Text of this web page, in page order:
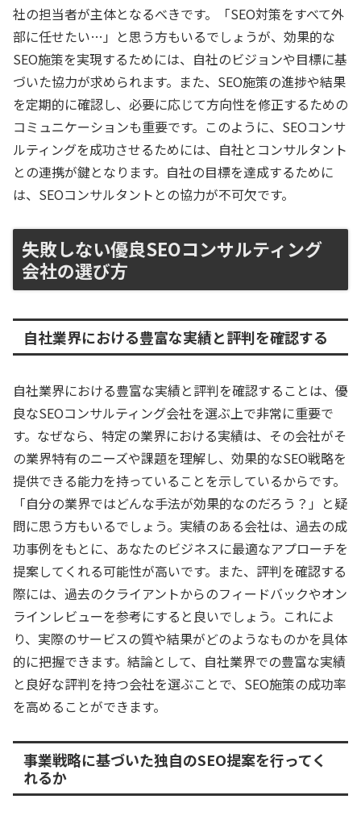
社の担当者が主体となるべきです。「SEO対策をすべて外
部に任せたい…」と思う方もいるでしょうが、効果的な
SEO施策を実現するためには、自社のビジョンや目標に基
づいた協力が求められます。また、SEO施策の進捗や結果
を定期的に確認し、必要に応じて方向性を修正するための
コミュニケーションも重要です。このように、SEOコンサ
ルティングを成功させるためには、自社とコンサルタント
との連携が鍵となります。自社の目標を達成するために
は、SEOコンサルタントとの協力が不可欠です。
失敗しない優良SEOコンサルティング
会社の選び方
自社業界における豊富な実績と評判を確認する
自社業界における豊富な実績と評判を確認することは、優
良なSEOコンサルティング会社を選ぶ上で非常に重要で
す。なぜなら、特定の業界における実績は、その会社がそ
の業界特有のニーズや課題を理解し、効果的なSEO戦略を
提供できる能力を持っていることを示しているからです。
「自分の業界ではどんな手法が効果的なのだろう？」と疑
問に思う方もいるでしょう。実績のある会社は、過去の成
功事例をもとに、あなたのビジネスに最適なアプローチを
提案してくれる可能性が高いです。また、評判を確認する
際には、過去のクライアントからのフィードバックやオン
ラインレビューを参考にすると良いでしょう。これによ
り、実際のサービスの質や結果がどのようなものかを具体
的に把握できます。結論として、自社業界での豊富な実績
と良好な評判を持つ会社を選ぶことで、SEO施策の成功率
を高めることができます。
事業戦略に基づいた独自のSEO提案を行ってく
れるか